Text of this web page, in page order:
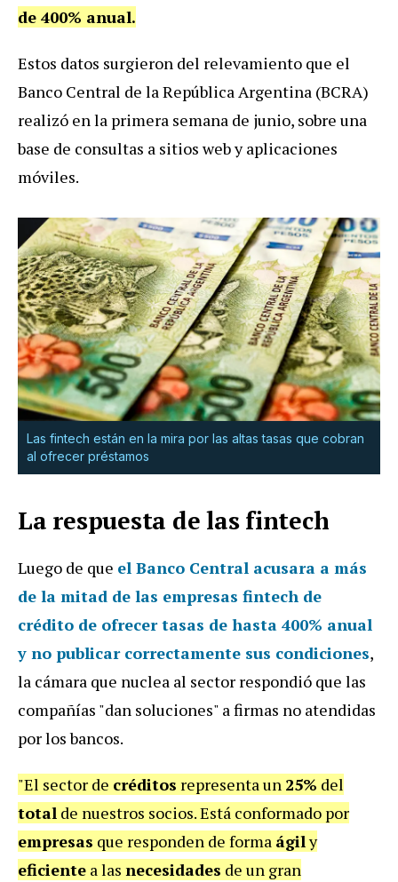
de 400% anual.
Estos datos surgieron del relevamiento que el
Banco Central de la República Argentina (BCRA)
realizó en la primera semana de junio, sobre una
base de consultas a sitios web y aplicaciones
móviles.
Las fintech están en la mira por las altas tasas que cobran
al ofrecer préstamos
La respuesta de las fintech
Luego de que el Banco Central acusara a más
de la mitad de las empresas fintech de
crédito de ofrecer tasas de hasta 400% anual
y no publicar correctamente sus condiciones,
la cámara que nuclea al sector respondió que las
compañías "dan soluciones" a firmas no atendidas
por los bancos.
"El sector de créditos representa un 25% del
total de nuestros socios. Está conformado por
empresas que responden de forma ágily
eficiente a las necesidades de un gran